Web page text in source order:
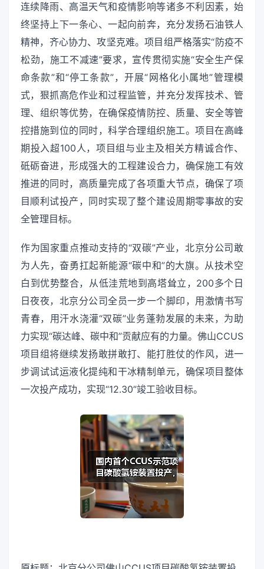
连续降雨、高温天气和疫情影响等诸多不利因素，始
终坚持上下一条心、一起向前奔，充分发扬石油铁人
精神，齐心协力、攻坚克难。项目组严格落实“防疫不
松劲，施工不减速”要求，宣传贯彻实施“安全生产保
命条款”和“停工条款”，开展“网格化小属地”管理模
式，狠抓高危作业和过程监管，并充分发挥技术、管
理、组织等优势，在确保疫情防控、质量、安全等管
控措施到位的同时，科学合理组织施工。项目在高峰
期投入超100人，项目组与业主及相关方精诚合作、
砥砺奋进，形成强大的工程建设合力，确保施工有效
推进的同时，高质量完成了各项重大节点，确保了项
目顺利试投产，同时实现了整个建设周期零事故的安
全管理目标。
作为国家重点推动支持的“双碳”产业，北京分公司敢
为人先，奋勇扛起新能源“碳中和”的大旗。从技术空
白到优势整合，从低洼荒地到高塔耸立，200多个日
日夜夜，北京分公司全员一步一个脚印，用激情书写
青春，用汗水浇灌“双碳”业务蓬勃发展的未来，为助
力实现“碳达峰、碳中和”贡献应有的力量。佛山CCUS
项目组将继续发扬敢拼敢打、能打胜仗的作风，进一
步调试试运液化提纯和干冰精制单元，确保项目整体
一次投产成功，实现“12.30”竣工验收目标。